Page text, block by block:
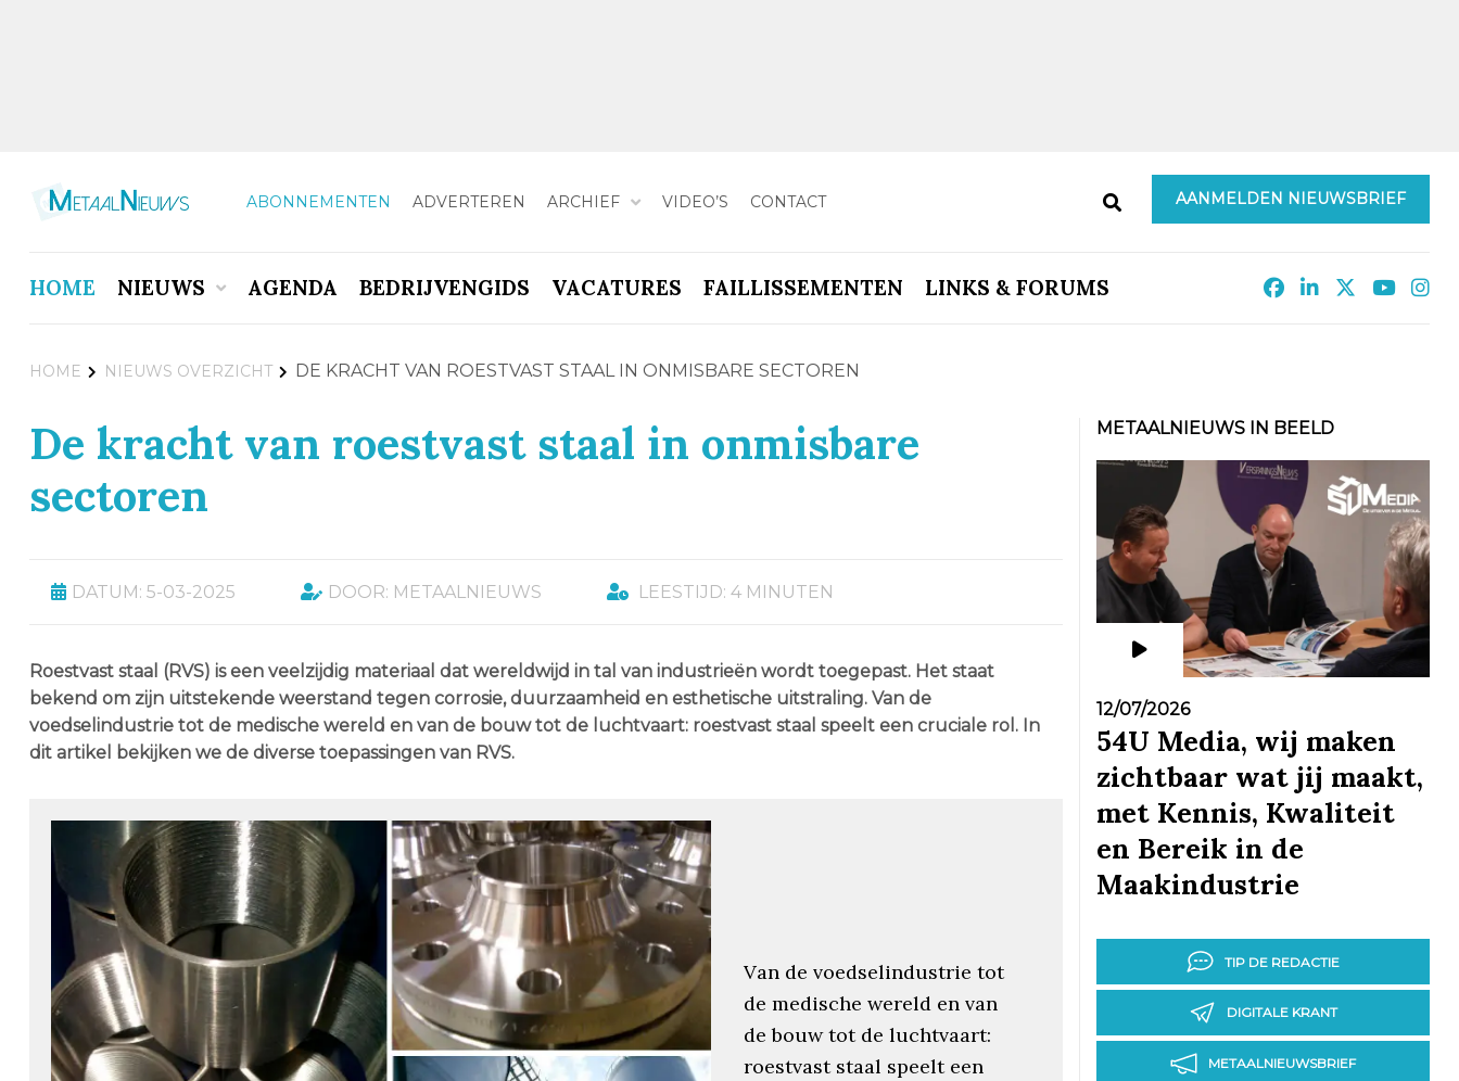
ABONNEMENTEN ADVERTEREN ARCHIEF VIDEO’S CONTACT AANMELDEN NIEUWSBRIEF
HOME NIEUWS AGENDA BEDRIJVENGIDS VACATURES FAILLISSEMENTEN LINKS & FORUMS
HOME NIEUWS OVERZICHT DE KRACHT VAN ROESTVAST STAAL IN ONMISBARE SECTOREN
De kracht van roestvast staal in onmisbare
sectoren
DATUM: 5-03-2025 DOOR: METAALNIEUWS LEESTIJD: 4 MINUTEN
Roestvast staal (RVS) is een veelzijdig materiaal dat wereldwijd in tal van industrieën wordt toegepast. Het staat
bekend om zijn uitstekende weerstand tegen corrosie, duurzaamheid en esthetische uitstraling. Van de
voedselindustrie tot de medische wereld en van de bouw tot de luchtvaart: roestvast staal speelt een cruciale rol. In
dit artikel bekijken we de diverse toepassingen van RVS.
Van de voedselindustrie tot
de medische wereld en van
de bouw tot de luchtvaart:
roestvast staal speelt een
METAALNIEUWS IN BEELD
12/07/2026
54U Media, wij maken
zichtbaar wat jij maakt,
met Kennis, Kwaliteit
en Bereik in de
Maakindustrie
TIP DE REDACTIE
DIGITALE KRANT
METAALNIEUWSBRIEF